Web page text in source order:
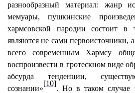
разнообразный материал: жанр
мемуары, пушкинские
хармсовской пародии состоит
являются не сами первоисточники,
всего современным Хармсу
воспроизвести в гротескном виде
абсурда тенденции,
сознании»
[10]
. Но в таком случае